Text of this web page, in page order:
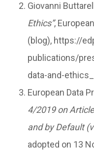
Giovanni
Ethics”,
(blog), https://
publications/
data-and-
European Data
4/2019 on
and by Default
adopted on 13